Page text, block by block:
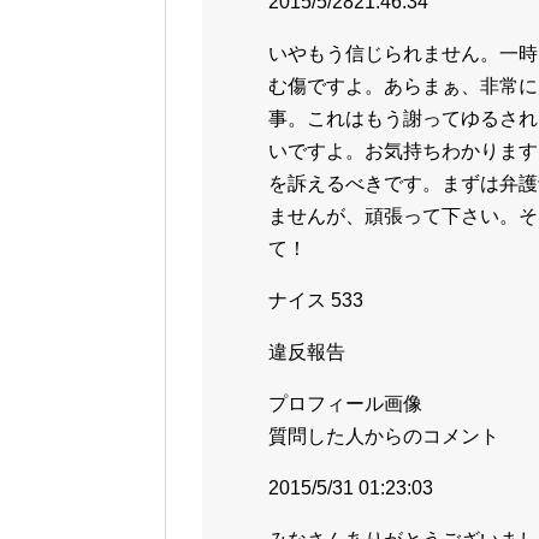
いやもう信じられません。一
む傷ですよ。あらまぁ、非常
事。これはもう謝ってゆるさ
いですよ。お気持ちわかりま
を訴えるべきです。まずは弁
ませんが、頑張って下さい。
て！
ナイス 533
違反報告
プロフィール画像
質問した人からのコメント
2015/5/31 01:23:03